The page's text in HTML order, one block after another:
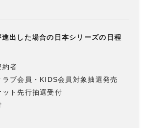
出した場合の日本シリーズの日程
約者
ブ会員・KIDS会員対象抽選発売
ット先行抽選受付